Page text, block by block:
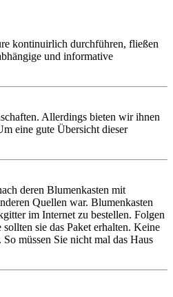
kontinuirlich durchführen, fließen
und informative
Allerdings bieten wir ihnen
eine gute Übersicht dieser
deren Blumenkasten mit
Quellen war. Blumenkasten
im Internet zu bestellen. Folgen
sie das Paket erhalten. Keine
müssen Sie nicht mal das Haus